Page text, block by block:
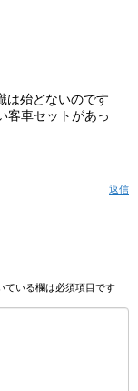
は殆どないのです
客車セットがあっ
返信
ている欄は必須項目です